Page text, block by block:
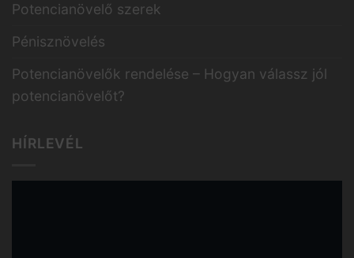
Potencianövelő szerek
Pénisznövelés
Potencianövelők rendelése – Hogyan válassz jól
potencianövelőt?
HÍRLEVÉL